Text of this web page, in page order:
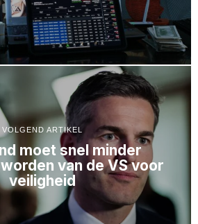
VOLGEND ARTIKEL
moet snel minder
van de VS voor
veiligheid